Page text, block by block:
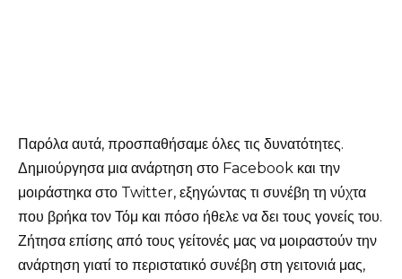
Παρόλα αυτά, προσπαθήσαμε όλες τις δυνατότητες.
Δημιούργησα μια ανάρτηση στο Facebook και την
μοιράστηκα στο Twitter, εξηγώντας τι συνέβη τη νύχτα
που βρήκα τον Τόμ και πόσο ήθελε να δει τους γονείς του.
Ζήτησα επίσης από τους γείτονές μας να μοιραστούν την
ανάρτηση γιατί το περιστατικό συνέβη στη γειτονιά μας,